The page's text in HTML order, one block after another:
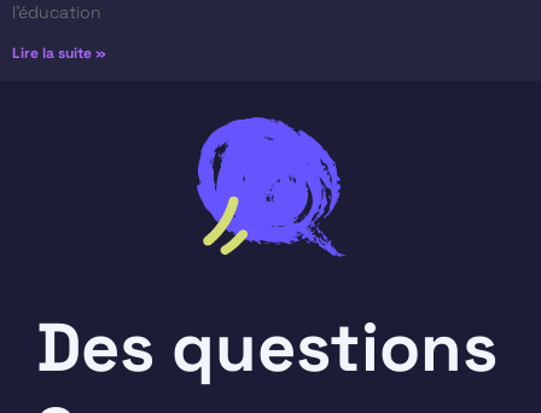
l’éducation
Lire la suite »
Des questions